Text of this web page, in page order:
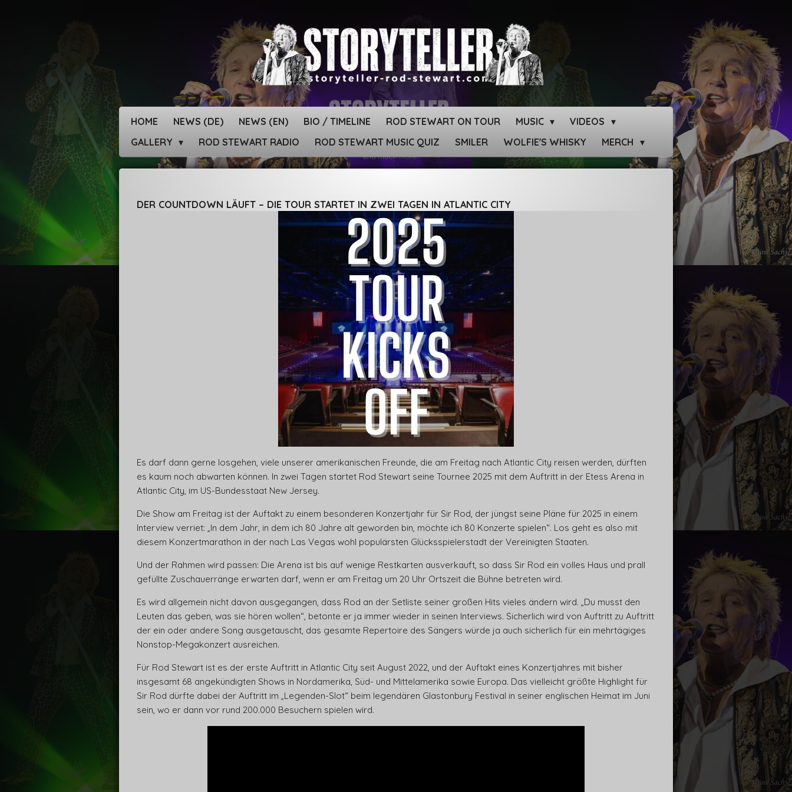
HOME NEWS (DE) NEWS (EN) BIO / TIMELINE ROD STEWART ON TOUR MUSIC
VIDEOS
GALLERY
ROD STEWART RADIO ROD STEWART MUSIC QUIZ SMILER WOLFIE'S WHISKY MERCH
DER COUNTDOWN LÄUFT – DIE TOUR STARTET IN ZWEI TAGEN IN ATLANTIC CITY
Es darf dann gerne losgehen, viele unserer amerikanischen Freunde, die am Freitag nach Atlantic City reisen werden, dürften
es kaum noch abwarten können. In zwei Tagen startet Rod Stewart seine Tournee 2025 mit dem Auftritt in der Etess Arena in
Atlantic City, im US-Bundesstaat New Jersey.
Die Show am Freitag ist der Auftakt zu einem besonderen Konzertjahr für Sir Rod, der jüngst seine Pläne für 2025 in einem
Interview verriet: „In dem Jahr, in dem ich 80 Jahre alt geworden bin, möchte ich 80 Konzerte spielen“. Los geht es also mit
diesem Konzertmarathon in der nach Las Vegas wohl populärsten Glücksspielerstadt der Vereinigten Staaten.
Und der Rahmen wird passen: Die Arena ist bis auf wenige Restkarten ausverkauft, so dass Sir Rod ein volles Haus und prall
gefüllte Zuschauerränge erwarten darf, wenn er am Freitag um 20 Uhr Ortszeit die Bühne betreten wird.
Es wird allgemein nicht davon ausgegangen, dass Rod an der Setliste seiner großen Hits vieles ändern wird. „Du musst den
Leuten das geben, was sie hören wollen“, betonte er ja immer wieder in seinen Interviews. Sicherlich wird von Auftritt zu Auftritt
der ein oder andere Song ausgetauscht, das gesamte Repertoire des Sängers würde ja auch sicherlich für ein mehrtägiges
Nonstop-Megakonzert ausreichen.
Für Rod Stewart ist es der erste Auftritt in Atlantic City seit August 2022, und der Auftakt eines Konzertjahres mit bisher
insgesamt 68 angekündigten Shows in Nordamerika, Süd- und Mittelamerika sowie Europa. Das vielleicht größte Highlight für
Sir Rod dürfte dabei der Auftritt im „Legenden-Slot“ beim legendären Glastonbury Festival in seiner englischen Heimat im Juni
sein, wo er dann vor rund 200.000 Besuchern spielen wird.